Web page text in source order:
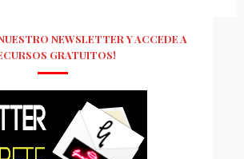
NEWSLETTER Y ACCEDE A
GRATUITOS!